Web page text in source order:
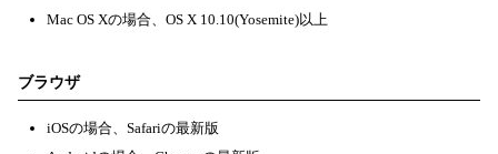
Mac OS Xの場合、OS X 10.10(Yosemite)以上
ブラウザ
iOSの場合、Safariの最新版